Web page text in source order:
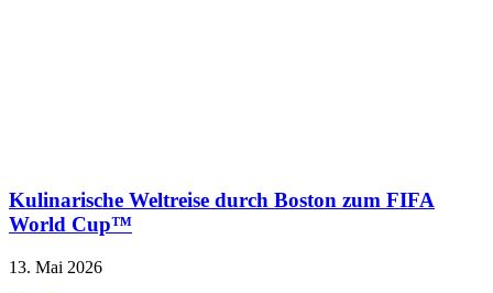
Kulinarische Weltreise durch Boston zum FIFA
World Cup™
13. Mai 2026